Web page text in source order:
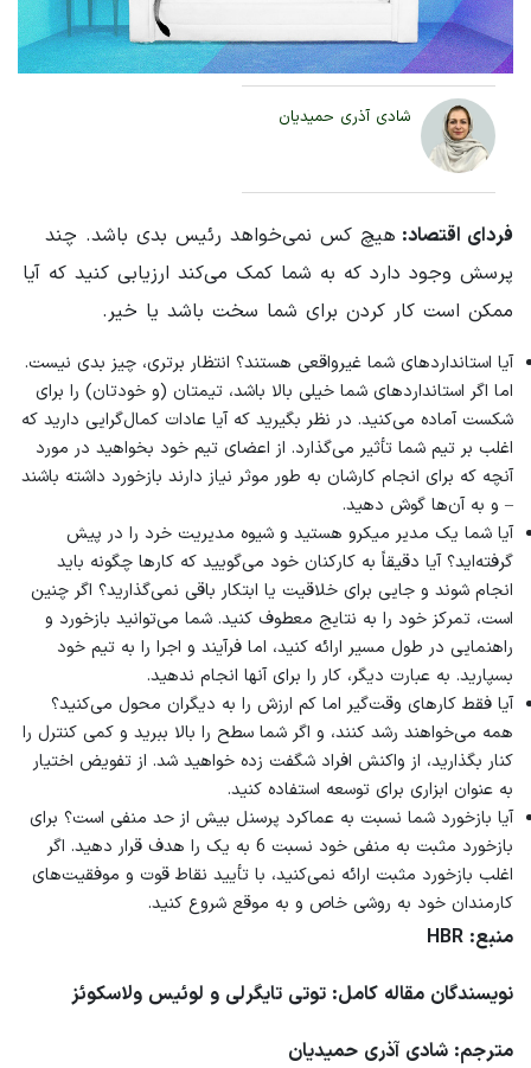
شادی آذری حمیدیان
فردای اقتصاد: هیچ کس نمی‌خواهد رئیس بدی باشد. چند
پرسش وجود دارد که به شما کمک می‌کند ارزیابی کنید که آیا
ممکن است کار کردن برای شما سخت باشد یا خیر.
آیا استانداردهای شما غیرواقعی هستند؟ انتظار برتری، چیز بدی نیست.
اما اگر استانداردهای شما خیلی بالا باشد، تیمتان (و خودتان) را برای
شکست آماده می‌کنید. در نظر بگیرید که آیا عادات کمال‌گرایی دارید که
اغلب بر تیم شما تأثیر می‌گذارد. از اعضای تیم خود بخواهید در مورد
آنچه که برای انجام کارشان به طور موثر نیاز دارند بازخورد داشته باشند
– و به آن‌ها گوش دهید.
آیا شما یک مدیر میکرو هستید و شیوه مدیریت خرد را در پیش
گرفته‌اید؟ آیا دقیقاً به کارکنان خود می‌گویید که کارها چگونه باید
انجام شوند و جایی برای خلاقیت یا ابتکار باقی نمی‌گذارید؟ اگر چنین
است، تمرکز خود را به نتایج معطوف کنید. شما می‌توانید بازخورد و
راهنمایی در طول مسیر ارائه کنید، اما فرآیند و اجرا را به تیم خود
بسپارید. به عبارت دیگر، کار را برای آنها انجام ندهید.
آیا فقط کارهای وقت‌گیر اما کم ارزش را به دیگران محول می‌کنید؟
همه می‌خواهند رشد کنند، و اگر شما سطح را بالا ببرید و کمی کنترل را
کنار بگذارید، از واکنش افراد شگفت زده خواهید شد. از تفویض اختیار
به عنوان ابزاری برای توسعه استفاده کنید.
آیا بازخورد شما نسبت به عماکرد پرسنل بیش از حد منفی است؟ برای
بازخورد مثبت به منفی خود نسبت 6 به یک را هدف قرار دهید. اگر
اغلب بازخورد مثبت ارائه نمی‌کنید، با تأیید نقاط قوت و موفقیت‌های
کارمندان خود به روشی خاص و به موقع شروع کنید.
منبع: HBR
نویسندگان مقاله کامل: توتی تایگرلی و لوئیس ولاسکوئز
مترجم: شادی آذری حمیدیان